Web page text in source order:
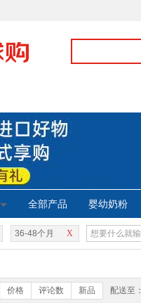
全部产品 婴幼奶粉
X
36-48个月
价格 评论数 新品 配送至：